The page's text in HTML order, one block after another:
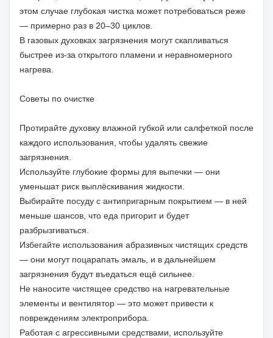
этом случае глубокая чистка может потребоваться реже
— примерно раз в 20–30 циклов.
В газовых духовках загрязнения могут скапливаться
быстрее из-за открытого пламени и неравномерного
нагрева.
Советы по очистке
Протирайте духовку влажной губкой или салфеткой после
каждого использования, чтобы удалять свежие
загрязнения.
Используйте глубокие формы для выпечки — они
уменьшат риск выплёскивания жидкости.
Выбирайте посуду с антипригарным покрытием — в ней
меньше шансов, что еда пригорит и будет
разбрызгиваться.
Избегайте использования абразивных чистящих средств
— они могут поцарапать эмаль, и в дальнейшем
загрязнения будут въедаться ещё сильнее.
Не наносите чистящее средство на нагревательные
элементы и вентилятор — это может привести к
повреждениям электроприбора.
Работая с агрессивными средствами, используйте